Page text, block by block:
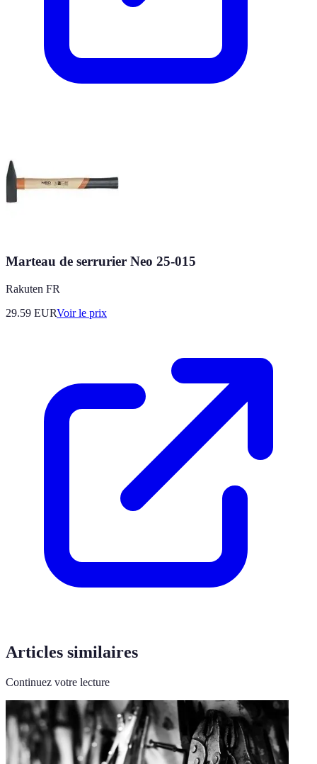
Marteau de serrurier Neo 25-015
Rakuten FR
29.59 EURVoir le prix
Articles similaires
Continuez votre lecture